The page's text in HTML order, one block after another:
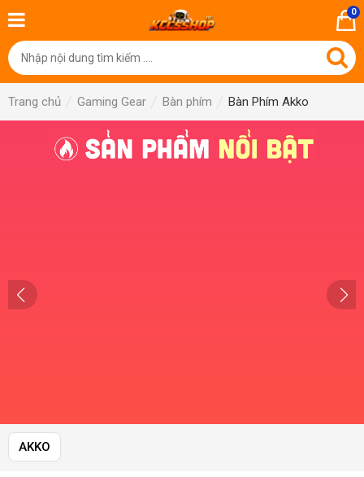
0
Trang chủ Gaming Gear Bàn phím Bàn Phím Akko
AKKO